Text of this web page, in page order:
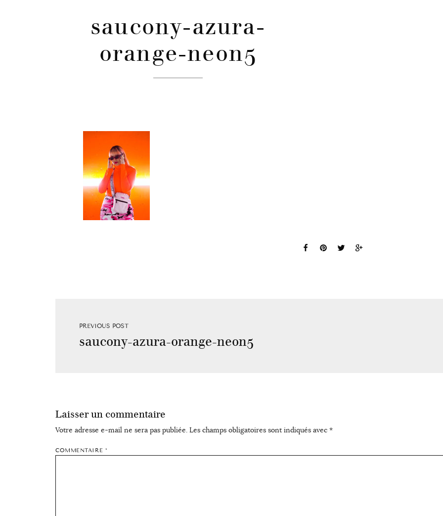
saucony-azura-
orange-neon5
PREVIOUS POST
saucony-azura-orange-neon5
Laisser un commentaire
Votre adresse e-mail ne sera pas publiée. Les champs obligatoires sont indiqués avec *
COMMENTAIRE *